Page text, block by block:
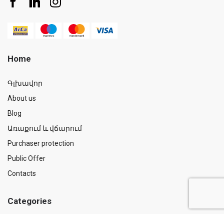
Home
Գլխավոր
About us
Blog
Առաքում և վճարում
Purchaser protection
Public Offer
Contacts
Categories